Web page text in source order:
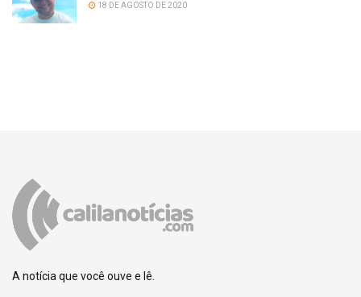
18 DE AGOSTO DE 2020
A notícia que você ouve e lê.